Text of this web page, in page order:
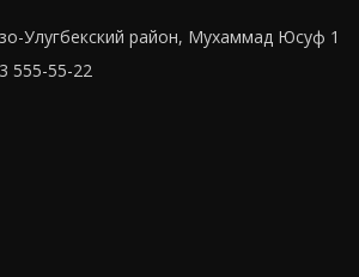
Улугбекский район, Мухаммад Юсуф 1
555-55-22